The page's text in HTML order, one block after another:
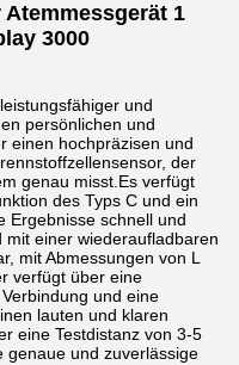
1
3000
und
persönlichen und
einen hochpräzisen und
der
genau misst.Es verfügt
des Typs C und ein
Ergebnisse schnell und
einer wiederaufladbaren
mit Abmessungen von L
verfügt über eine
und eine
lauten und klaren
eine Testdistanz von 3-5
genaue und zuverlässige